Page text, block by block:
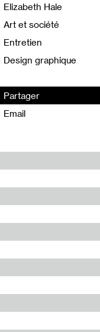
Elizabeth Hale
Art et société
Entretien
Design graphique
Partager
Email